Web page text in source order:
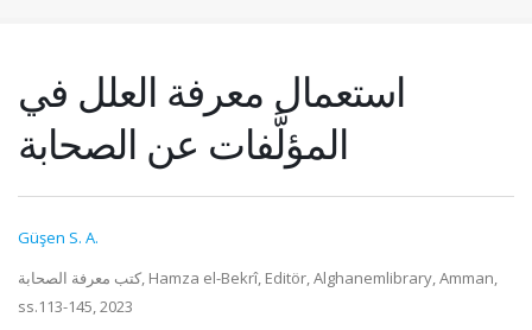
استعمال معرفة العلل في
المؤلَّفات عن الصحابة
Güşen S. A.
كتب معرفة الصحابة, Hamza el-Bekrî, Editör, Alghanemlibrary, Amman,
ss.113-145, 2023